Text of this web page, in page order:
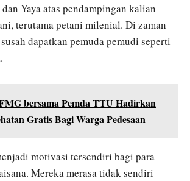
Yaya atas pendampingan kalian
terutama petani milenial. Di zaman
dapatkan pemuda pemudi seperti
bersama Pemda TTU Hadirkan
Gratis Bagi Warga Pedesaan
motivasi tersendiri bagi para
Mereka merasa tidak sendiri